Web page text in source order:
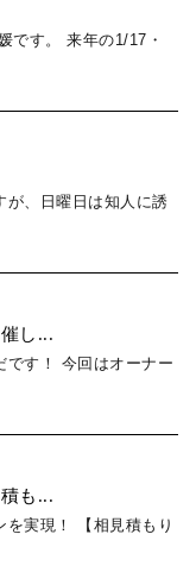
です。 来年の1/17・
が、日曜日は知人に誘
し...
です！ 今回はオーナー
も...
を実現！ 【相見積もり